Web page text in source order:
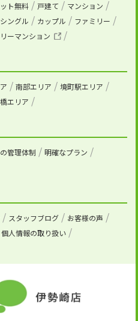
ト無料 戸建て
マンション
シングル カップル
ファミリー
ーマンション
南部エリア
境町駅エリア
エリア
管理体制
明確なプラン
スタッフブログ
お客様の声
個人情報の取り扱い